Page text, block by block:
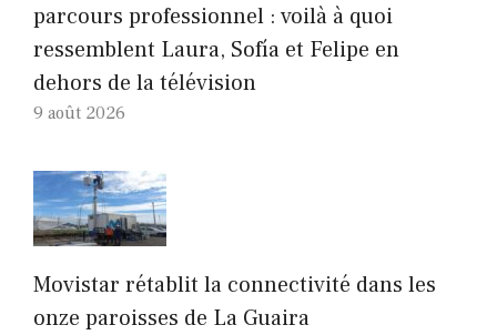
parcours professionnel : voilà à quoi
ressemblent Laura, Sofía et Felipe en
dehors de la télévision
9 août 2026
Movistar rétablit la connectivité dans les
onze paroisses de La Guaira